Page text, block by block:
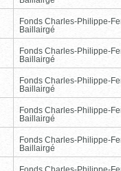
Fonds Charles-Philippe-
Baillairgé
Fonds Charles-Philippe-
Baillairgé
Fonds Charles-Philippe-
Baillairgé
Fonds Charles-Philippe-
Baillairgé
Fonds Charles-Philippe-
Baillairgé